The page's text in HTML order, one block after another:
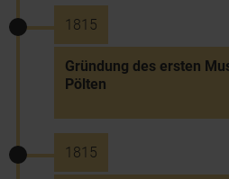
1815
Gründung des ersten
Pölten
1815